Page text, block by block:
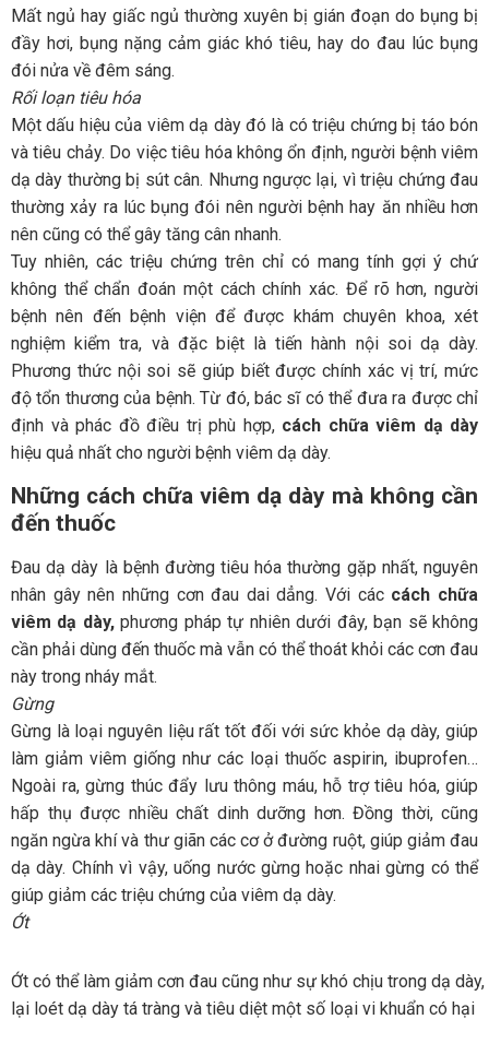
Mất ngủ hay giấc ngủ thường xuyên bị gián đoạn do bụng bị
đầy hơi, bụng nặng cảm giác khó tiêu, hay do đau lúc bụng
đói nửa về đêm sáng.
Rối loạn tiêu hóa
Một dấu hiệu của viêm dạ dày đó là có triệu chứng bị táo bón
và tiêu chảy. Do việc tiêu hóa không ổn định, người bệnh viêm
dạ dày thường bị sút cân. Nhưng ngược lại, vì triệu chứng đau
thường xảy ra lúc bụng đói nên người bệnh hay ăn nhiều hơn
nên cũng có thể gây tăng cân nhanh.
Tuy nhiên, các triệu chứng trên chỉ có mang tính gợi ý chứ
không thể chẩn đoán một cách chính xác. Để rõ hơn, người
bệnh nên đến bệnh viện để được khám chuyên khoa, xét
nghiệm kiểm tra, và đặc biệt là tiến hành nội soi dạ dày.
Phương thức nội soi sẽ giúp biết được chính xác vị trí, mức
độ tổn thương của bệnh. Từ đó, bác sĩ có thể đưa ra được chỉ
định và phác đồ điều trị phù hợp, cách chữa viêm dạ dày
hiệu quả nhất cho người bệnh viêm dạ dày.
Những cách chữa viêm dạ dày mà không cần
đến thuốc
Đau dạ dày là bệnh đường tiêu hóa thường gặp nhất, nguyên
nhân gây nên những cơn đau dai dẳng. Với các cách chữa
viêm dạ dày,phương pháp tự nhiên dưới đây, bạn sẽ không
cần phải dùng đến thuốc mà vẫn có thể thoát khỏi các cơn đau
này trong nháy mắt.
Gừng
Gừng là loại nguyên liệu rất tốt đối với sức khỏe dạ dày, giúp
làm giảm viêm giống như các loại thuốc aspirin, ibuprofen…
Ngoài ra, gừng thúc đẩy lưu thông máu, hỗ trợ tiêu hóa, giúp
hấp thụ được nhiều chất dinh dưỡng hơn. Đồng thời, cũng
ngăn ngừa khí và thư giãn các cơ ở đường ruột, giúp giảm đau
dạ dày. Chính vì vậy, uống nước gừng hoặc nhai gừng có thể
giúp giảm các triệu chứng của viêm dạ dày.
Ớt
Ớt có thể làm giảm cơn đau cũng như sự khó chịu trong dạ
lại loét dạ dày tá tràng và tiêu diệt một số loại vi khuẩn có hại